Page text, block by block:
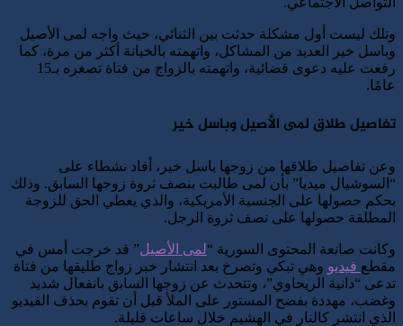
وتلك ليست أول مشكلة حدثت بين الثنائي، حيث واجه لمى الأصيل
وباسل خير العديد من المشاكل، واتهمته بالخيانة أكثر من مرة، كما
رفعت عليه دعوى قضائية، واتهمته بالزواج من فتاة تصغره بـ15
عامًا.
تفاصيل طلاق لمى الأصيل وباسل خير
وعن تفاصيل طلاقها من زوجها باسل خير، أفاد نشطاء على
“السوشيال ميديا” بأن لمى طالبت بنصف ثروة زوجها السابق. وذلك
بحكم حصولها على الجنسية الأمريكية، والذي يعطي الحق للزوجة
المطلقة حصولها على نصف ثروة الرجل.
وكانت صانعة المحتوى السورية “لمى الأصيل” قد خرجت أمس في
مقطع فيديو وهي تبكي وتصرخ بعد انتشار خبر زواج طليقها من فتاة
تدعى “دانية الريحاوي”، وتتحدث عن زوجها السابق بانفعال شديد
وغضب، مهددة بفضح المستور على الملأ قبل أن تقوم بحذف الفيديو
الذي انتشر كالنار في الهشيم خلال ساعات قليلة.